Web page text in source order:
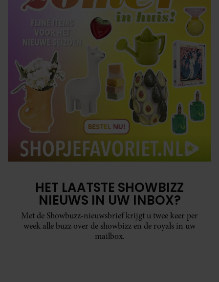
HET LAATSTE SHOWBIZZ
NIEUWS IN UW INBOX?
Met de Showbuzz-nieuwsbrief krijgt u twee keer per
week alle buzz over de showbizz en de royals in uw
mailbox.